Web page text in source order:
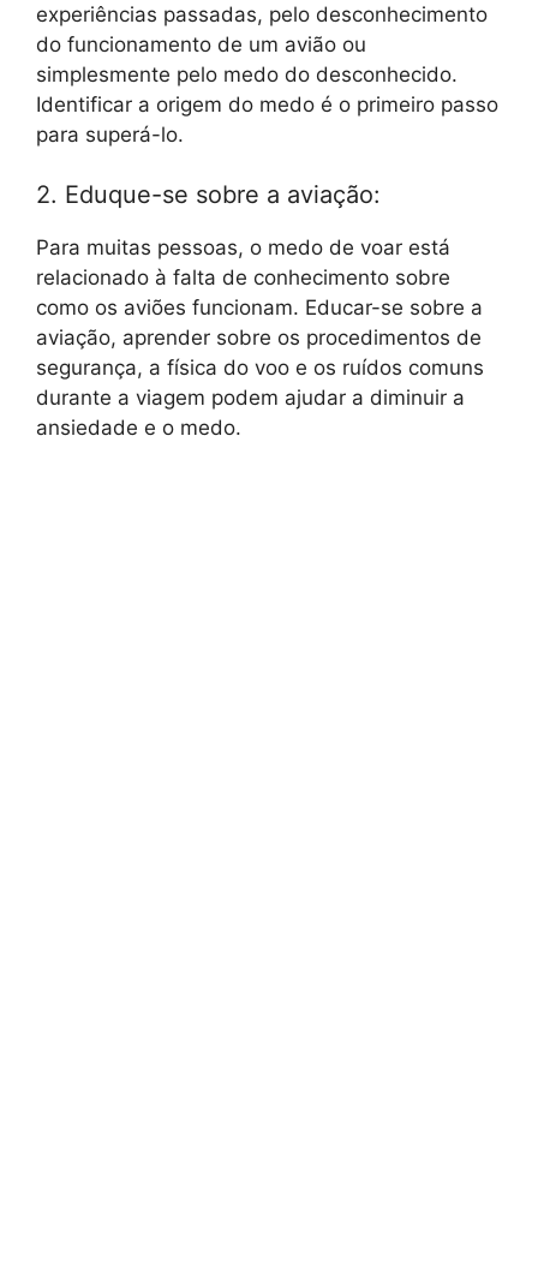
experiências passadas, pelo desconhecimento
do funcionamento de um avião ou
simplesmente pelo medo do desconhecido.
Identificar a origem do medo é o primeiro passo
para superá-lo.
2. Eduque-se sobre a aviação:
Para muitas pessoas, o medo de voar está
relacionado à falta de conhecimento sobre
como os aviões funcionam. Educar-se sobre a
aviação, aprender sobre os procedimentos de
segurança, a física do voo e os ruídos comuns
durante a viagem podem ajudar a diminuir a
ansiedade e o medo.